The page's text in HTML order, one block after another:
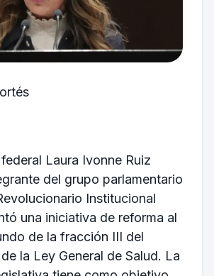
Laura Ivonne Ruiz
del grupo parlamentario
Institucional
una iniciativa de reforma al
de la fracción III del
la Ley General de Salud. La